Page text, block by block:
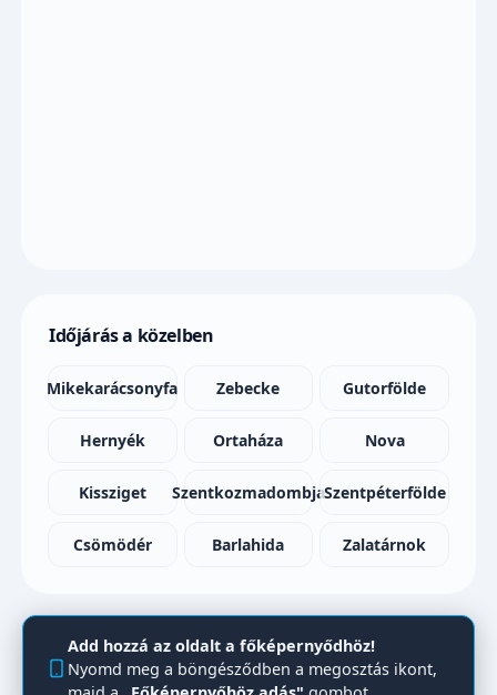
Időjárás a közelben
Mikekarácsonyfa Zebecke Gutorfölde
Hernyék Ortaháza Nova
Kissziget SzentkozmadombjaSzentpéterfölde
Csömödér Barlahida Zalatárnok
Add hozzá az oldalt a főképernyődhöz!
Nyomd meg a böngésződben a megosztás ikont,